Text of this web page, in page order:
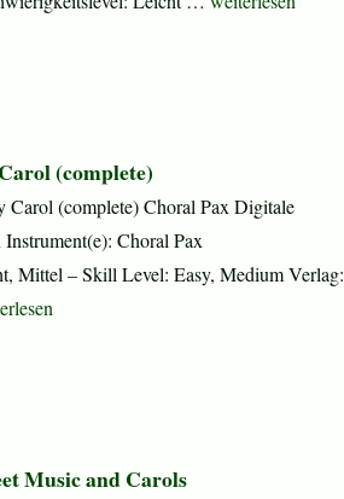
(complete)
Carol (complete) Choral Pax Digitale
Choral Pax
Mittel – Skill Level: Easy, Medium Verlag:
Coventry Carol (complete)“
Music and Carols